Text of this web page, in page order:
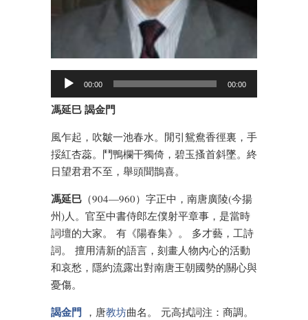
00:00 00:00
馮延巳 謁金門
風乍起，吹皺一池春水。閒引鴛鴦香徑裏，手
挼紅杏蕊。鬥鴨欄干獨倚，碧玉搔首斜墜。終
日望君君不至，舉頭聞鵲喜。
馮延巳 （904—96​​0）字正中，南唐廣陵(今揚
州)人。官至中書侍郎左僕射平章事，是當時
詞壇的大家。 有《陽春集》。 多才藝，工詩
詞。 擅用清新的語言，刻畫人物內心的活動
和哀愁，隱約流露出對南唐王朝國勢的關心與
憂傷。
謁金門 ，唐教坊曲名。 元高拭詞注：商調。